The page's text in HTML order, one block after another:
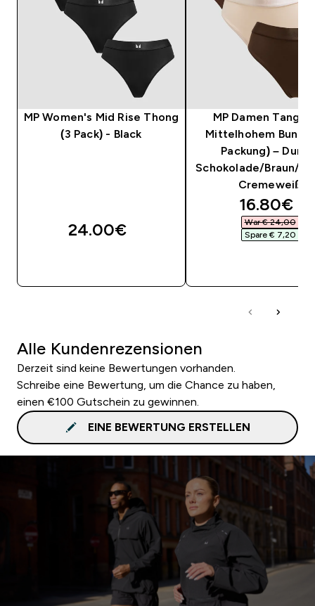
MP Women's Mid Rise Thong
(3 Pack) - Black
24.00€‎
MP Damen Tanga
Mittelhohem Bund
Packung) –
Schokolade/Braun/
Cremeweiß
16.80€‎
War € 24,00‎
Spare € 7,20‎
Alle Kundenrezensionen
Derzeit sind keine Bewertungen vorhanden.
Schreibe eine Bewertung, um die Chance zu haben,
einen €100 Gutschein zu gewinnen.
EINE BEWERTUNG ERSTELLEN